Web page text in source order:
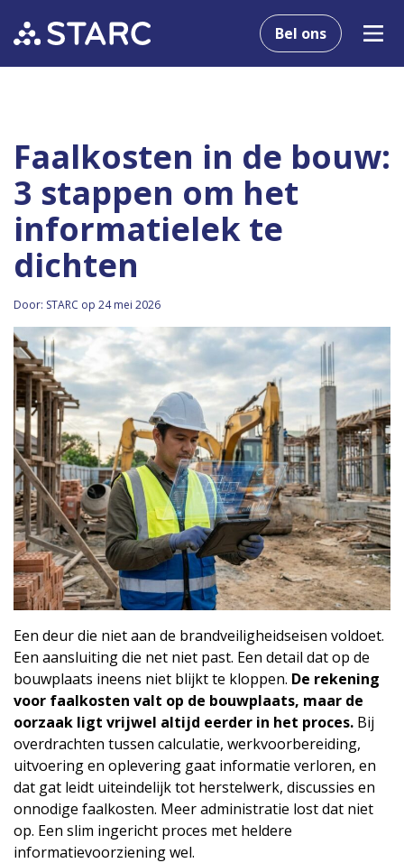
Bel ons
Faalkosten in de bouw:
3 stappen om het
informatielek te
dichten
Door: STARC op 24 mei 2026
Een deur die niet aan de brandveiligheidseisen voldoet.
Een aansluiting die net niet past. Een detail dat op de
bouwplaats ineens niet blijkt te kloppen. De rekening
voor faalkosten valt op de bouwplaats, maar de
oorzaak ligt vrijwel altijd eerder in het proces. Bij
overdrachten tussen calculatie, werkvoorbereiding,
uitvoering en oplevering gaat informatie verloren, en
dat gat leidt uiteindelijk tot herstelwerk, discussies en
onnodige faalkosten. Meer administratie lost dat niet
op. Een slim ingericht proces met heldere
informatievoorziening wel.